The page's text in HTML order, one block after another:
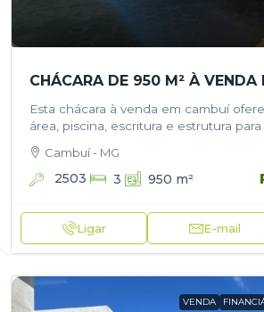
Esta chácara à venda em cambuí
área, piscina, escritura e estrutura
momentos de lazer com a família. O
Cambuí - MG
2503 3 950 m²
Ligar E-mail
VENDA